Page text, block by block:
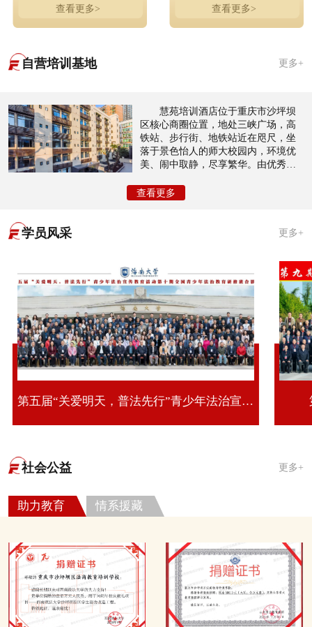
查看更多> 查看更多>
自营培训基地 更多+
慧苑培训酒店位于重庆市沙坪坝
区核心商圈位置，地处三峡广场，高
铁站、步行街、地铁站近在咫尺，坐
落于景色怡人的师大校园内，环境优
美、闹中取静，尽享繁华。由优秀设
室，会展培训等为主，共有近200个房
间，接待量大，性价比高，装修风格
查看更多
学员风采 更多+
第五届“关爱明天，普法先行”青少年法治宣传教育活动第十期全国青少年法治教育研修班
社会公益 更多+
助力教育 情系援藏